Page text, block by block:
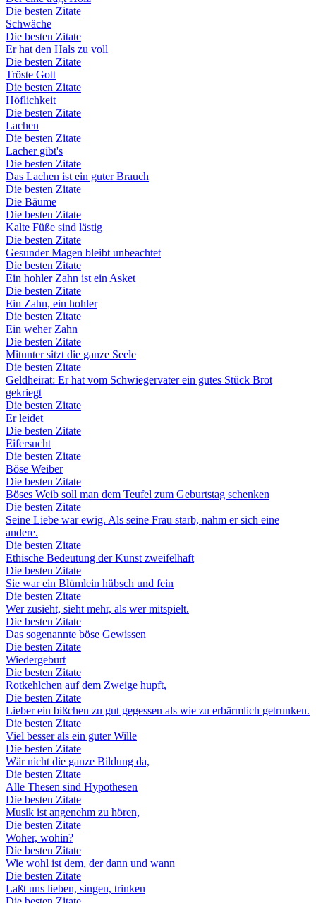
Die besten Zitate
Schwäche
Die besten Zitate
Er hat den Hals zu voll
Die besten Zitate
Tröste Gott
Die besten Zitate
Höflichkeit
Die besten Zitate
Lachen
Die besten Zitate
Lacher gibt's
Die besten Zitate
Das Lachen ist ein guter Brauch
Die besten Zitate
Die Bäume
Die besten Zitate
Kalte Füße sind lästig
Die besten Zitate
Gesunder Magen bleibt unbeachtet
Die besten Zitate
Ein hohler Zahn ist ein Asket
Die besten Zitate
Ein Zahn, ein hohler
Die besten Zitate
Ein weher Zahn
Die besten Zitate
Mitunter sitzt die ganze Seele
Die besten Zitate
Geldheirat: Er hat vom Schwiegervater ein gutes Stück Brot
gekriegt
Die besten Zitate
Er leidet
Die besten Zitate
Eifersucht
Die besten Zitate
Böse Weiber
Die besten Zitate
Böses Weib soll man dem Teufel zum Geburtstag schenken
Die besten Zitate
Seine Liebe war ewig. Als seine Frau starb, nahm er sich eine
andere.
Die besten Zitate
Ethische Bedeutung der Kunst zweifelhaft
Die besten Zitate
Sie war ein Blümlein hübsch und fein
Die besten Zitate
Wer zusieht, sieht mehr, als wer mitspielt.
Die besten Zitate
Das sogenannte böse Gewissen
Die besten Zitate
Wiedergeburt
Die besten Zitate
Rotkehlchen auf dem Zweige hupft,
Die besten Zitate
Lieber ein bißchen zu gut gegessen als wie zu erbärmlich getrunken.
Die besten Zitate
Viel besser als ein guter Wille
Die besten Zitate
Wär nicht die ganze Bildung da,
Die besten Zitate
Alle Thesen sind Hypothesen
Die besten Zitate
Musik ist angenehm zu hören,
Die besten Zitate
Woher, wohin?
Die besten Zitate
Wie wohl ist dem, der dann und wann
Die besten Zitate
Laßt uns lieben, singen, trinken